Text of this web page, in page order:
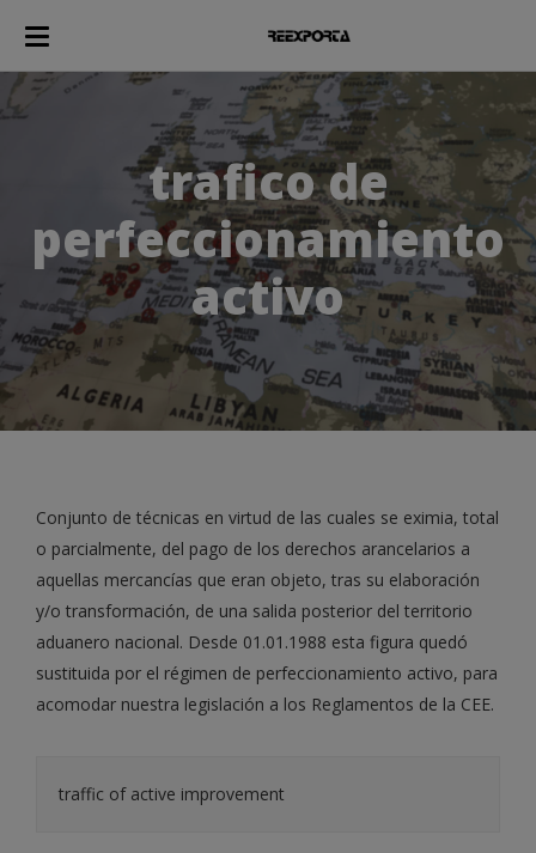
trafico de
perfeccionamiento
activo
Conjunto de técnicas en virtud de las cuales se eximia, total
o parcialmente, del pago de los derechos arancelarios a
aquellas mercancías que eran objeto, tras su elaboración
y/o transformación, de una salida posterior del territorio
aduanero nacional. Desde 01.01.1988 esta figura quedó
sustituida por el régimen de perfeccionamiento activo, para
acomodar nuestra legislación a los Reglamentos de la CEE.
traffic of active improvement